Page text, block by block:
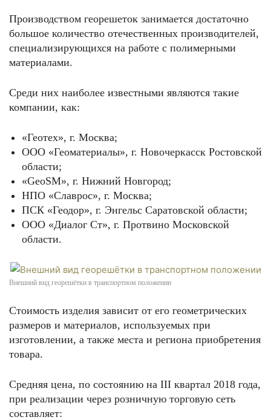
Производством георешеток занимается достаточно
большое количество отечественных производителей,
специализирующихся на работе с полимерными
материалами.
Среди них наиболее известными являются такие
компании, как:
«Геотех», г. Москва;
ООО «Геоматериалы», г. Новочеркасск Ростовской
области;
«GeoSM», г. Нижний Новгород;
НПО «Славрос», г. Москва;
ПСК «Геодор», г. Энгельс Саратовской области;
ООО «Диалог Ст», г. Протвино Московской
области.
Внешний вид георешётки в транспортном положении
Стоимость изделия зависит от его геометрических
размеров и материалов, используемых при
изготовлении, а также места и региона приобретения
товара.
Средняя цена, по состоянию на III квартал 2018 года,
при реализации через розничную торговую сеть
составляет: